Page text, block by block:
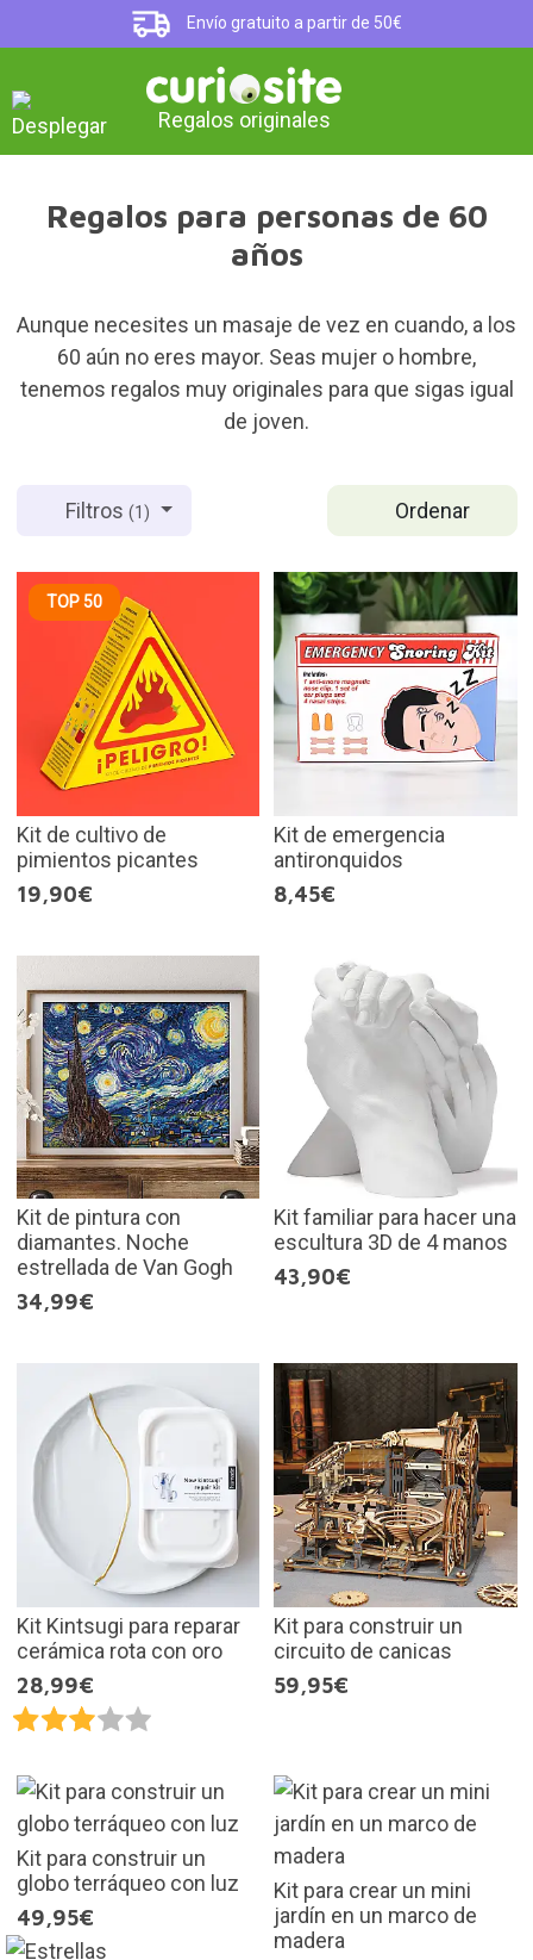
Envío gratuito a partir de 50€
Regalos originales
Regalos para personas de 60
años
Aunque necesites un masaje de vez en cuando, a los
60 aún no eres mayor. Seas mujer o hombre,
tenemos regalos muy originales para que sigas igual
de joven.
Ordenar
Filtros(1)
TOP 50
Kit de cultivo de
pimientos picantes
19,90€
Kit de emergencia
antironquidos
8,45€
Kit de pintura con
diamantes. Noche
estrellada de Van Gogh
34,99€
Kit familiar para hacer una
escultura 3D de 4 manos
43,90€
Kit Kintsugi para reparar
cerámica rota con oro
28,99€
Kit para construir un
circuito de canicas
59,95€
Kit para construir un
globo terráqueo con luz
49,95€
Kit para crear un mini
jardín en un marco de
madera